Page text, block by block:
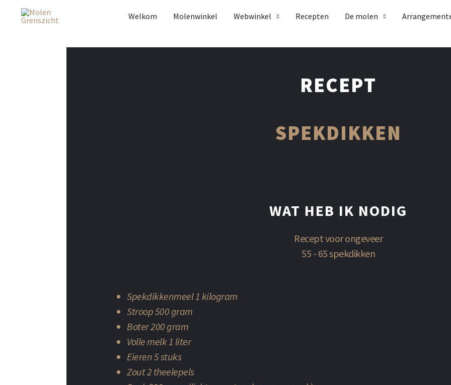
Welkom Molenwinkel Webwinkel Recepten De molen
RECEPT
SPEKDIKKEN
WAT HEB IK NODIG
Recept voor ongeveer
55 - 65 spekdikken
Spekdikkenmeel 1 kilogram
Stroop 500 gram
Boter 200 gram
Volle melk 1 liter
Eieren 5 stuks
Zout 2 theelepels